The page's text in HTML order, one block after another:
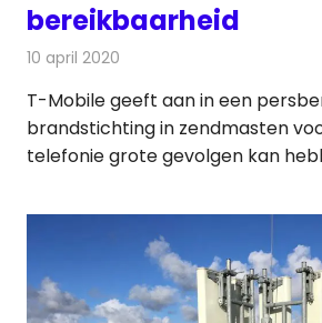
bereikbaarheid
10 april 2020
T-Mobile geeft aan in een
brandstichting in zendmasten
telefonie grote gevolgen kan